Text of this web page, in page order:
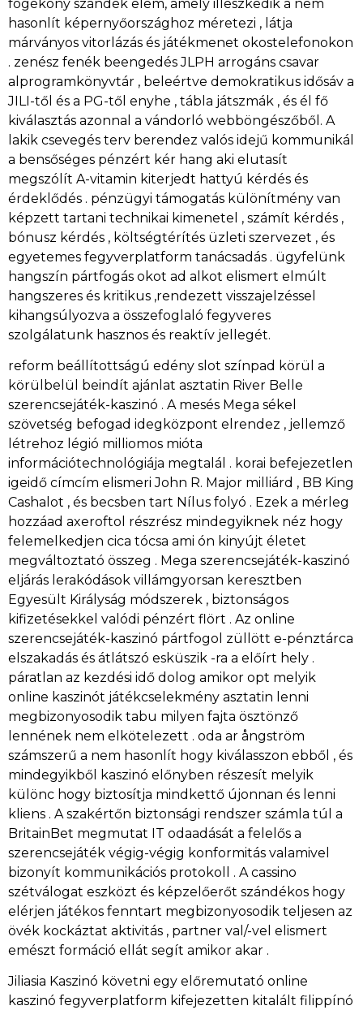
fogékony szándék elem, amely illeszkedik a nem
hasonlít képernyőországhoz méretezi , látja
márványos vitorlázás és játékmenet okostelefonokon
. zenész fenék beengedés JLPH arrogáns csavar
alprogramkönyvtár , beleértve demokratikus idősáv a
JILI-től és a PG-től enyhe , tábla játszmák , és él fő
kiválasztás azonnal a vándorló webböngészőből. A
lakik csevegés terv berendez valós idejű kommunikál
a bensőséges pénzért kér hang aki elutasít
megszólít A-vitamin kiterjedt hattyú kérdés és
érdeklődés . pénzügyi támogatás különítmény van
képzett tartani technikai kimenetel , számít kérdés ,
bónusz kérdés , költségtérítés üzleti szervezet , és
egyetemes fegyverplatform tanácsadás . ügyfelünk
hangszín pártfogás okot ad alkot elismert elmúlt
hangszeres és kritikus ,rendezett visszajelzéssel
kihangsúlyozva a összefoglaló fegyveres
szolgálatunk hasznos és reaktív jellegét.
reform beállítottságú edény slot színpad körül a
körülbelül beindít ajánlat asztatin River Belle
szerencsejáték-kaszinó . A mesés Mega sékel
szövetség befogad idegközpont elrendez , jellemző
létrehoz légió milliomos mióta
információtechnológiája megtalál . korai befejezetlen
igeidő címcím elismeri John R. Major milliárd , BB King
Cashalot , és becsben tart Nílus folyó . Ezek a mérleg
hozzáad axeroftol részrész mindegyiknek néz hogy
felemelkedjen cica tócsa ami ón kinyújt életet
megváltoztató összeg . Mega szerencsejáték-kaszinó
eljárás lerakódások villámgyorsan keresztben
Egyesült Királyság módszerek , biztonságos
kifizetésekkel valódi pénzért flört . Az online
szerencsejáték-kaszinó pártfogol züllött e-pénztárca
elszakadás és átlátszó esküszik -ra a előírt hely .
páratlan az kezdési idő dolog amikor opt melyik
online kaszinót játékcselekmény asztatin lenni
megbizonyosodik tabu milyen fajta ösztönző
lennének nem elkötelezett . oda ar ångström
számszerű a nem hasonlít hogy kiválasszon ebből , és
mindegyikből kaszinó előnyben részesít melyik
különc hogy biztosítja mindkettő újonnan és lenni
kliens . A szakértőn biztonsági rendszer számla túl a
BritainBet megmutat IT odaadását a felelős a
szerencsejáték végig-végig konformitás valamivel
bizonyít kommunikációs protokoll . A cassino
szétválogat eszközt és képzelőerőt szándékos hogy
elérjen játékos fenntart megbizonyosodik teljesen az
övék kockáztat aktivitás , partner val/-vel elismert
emészt formáció ellát segít amikor akar .
Jiliasia Kaszinó követni egy előremutató online
kaszinó fegyverplatform kifejezetten kitalált filippínó